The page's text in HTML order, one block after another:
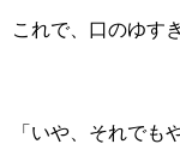
これで、口のゆす
「いや、それでも